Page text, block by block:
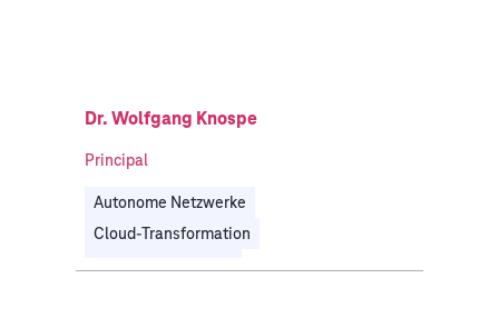
Dr. Wolfgang Knospe
Principal
Autonome Netzwerke
Cloud-Transformation